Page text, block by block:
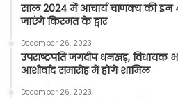
साल 2024 में आचार्य चाणक्य की इन
जाएंगे किस्मत के द्वार
December 26, 2023
उपराष्ट्रपति जगदीप धनखड़, विधायक
आशीर्वाद समारोह में होंगे शामिल
December 26, 2023